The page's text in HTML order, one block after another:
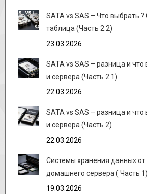
SATA vs SAS – Что выбрать
таблица (Часть 2.2)
23.03.2026
SATA vs SAS – разница и
и сервера (Часть 2.1)
22.03.2026
SATA vs SAS – разница и
и сервера (Часть 2)
22.03.2026
Системы хранения данных
домашнего сервера ( Часть 1)
19.03.2026